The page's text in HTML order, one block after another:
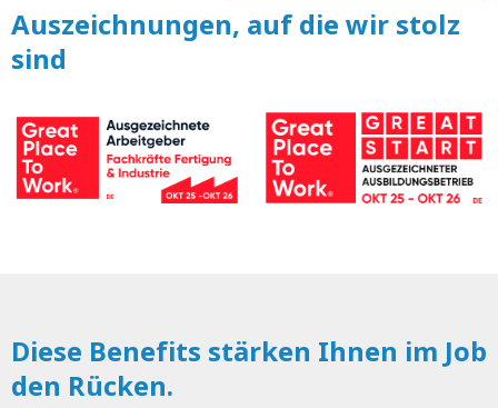
Auszeichnungen, auf die wir stolz
sind
Diese Benefits stärken Ihnen im Job
den Rücken.